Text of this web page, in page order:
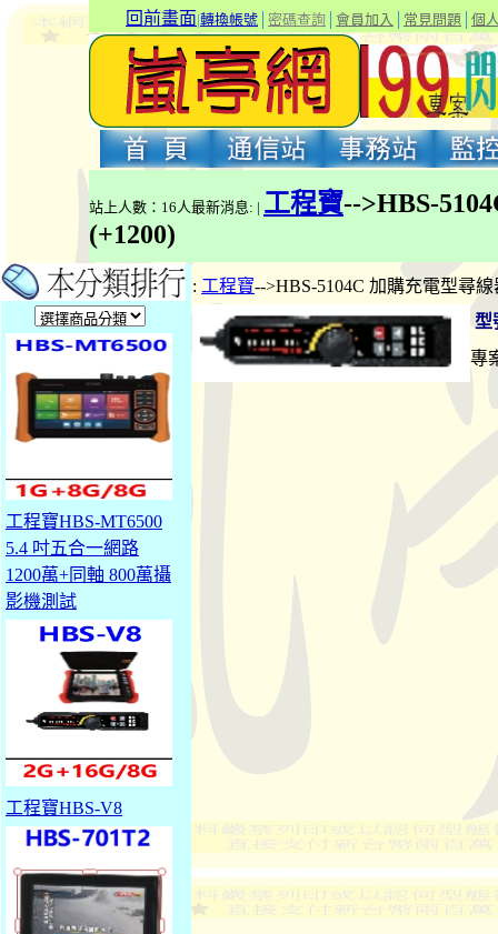
回前畫面|轉換帳號 密碼查詢 會員加入 常見問題 個
站上人數：16人最新消息: | 工程寶-->HBS-
(+1200)
工程寶HBS-MT6500
5.4 吋五合一網路
1200萬+同軸 800萬攝
影機測試
工程寶HBS-V8
: 工程寶-->HBS-5104C 加購充電型尋
型
專